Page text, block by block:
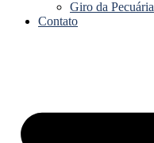
Giro da Pecuária
Contato